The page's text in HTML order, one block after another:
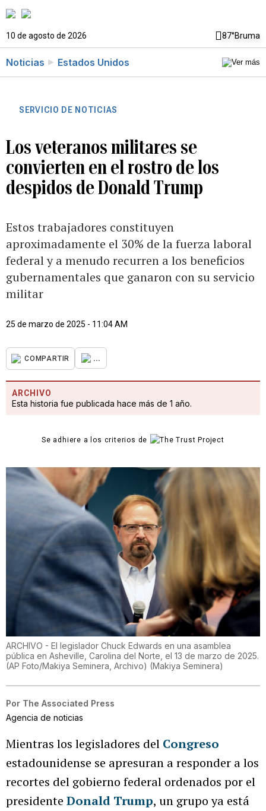
10 de agosto de 2026 87°Bruma
Noticias Estados Unidos
SERVICIO DE NOTICIAS
Los veteranos militares se
convierten en el rostro de los
despidos de Donald Trump
Estos trabajadores constituyen
aproximadamente el 30% de la fuerza laboral
federal y a menudo recurren a los beneficios
gubernamentales que ganaron con su servicio
militar
25 de marzo de 2025 - 11:04 AM
COMPARTIR ...
ARCHIVO
Esta historia fue publicada hace más de 1 año.
Se adhiere a los criterios de
ARCHIVO - El legislador Chuck Edwards en una asamblea
pública en Asheville, Carolina del Norte, el 13 de marzo de 2025.
(AP Foto/Makiya Seminera, Archivo) (Makiya Seminera)
Por The Associated Press
Agencia de noticias
Mientras los legisladores del Congreso
estadounidense se apresuran a responder a los
recortes del gobierno federal ordenados por el
presidente Donald Trump, un grupo ya está